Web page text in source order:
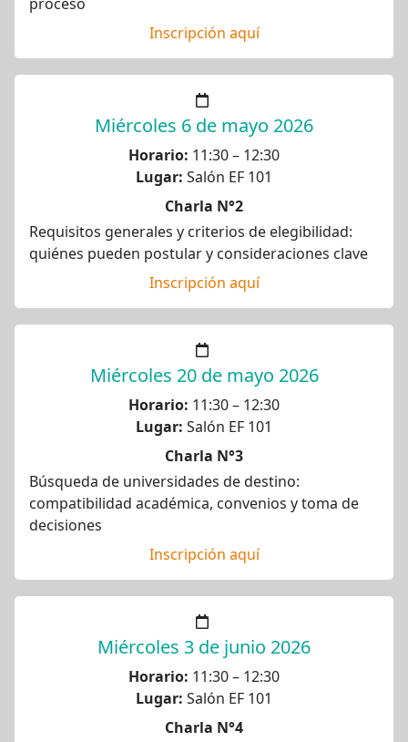
Inscripción aquí
Miércoles 6 de mayo 2026
Horario: 11:30 – 12:30
Lugar: Salón EF 101
Charla N°2
Requisitos generales y criterios de elegibilidad:
quiénes pueden postular y consideraciones clave
Inscripción aquí
Miércoles 20 de mayo 2026
Horario: 11:30 – 12:30
Lugar: Salón EF 101
Charla N°3
Búsqueda de universidades de destino:
compatibilidad académica, convenios y toma de
decisiones
Inscripción aquí
Miércoles 3 de junio 2026
Horario: 11:30 – 12:30
Lugar: Salón EF 101
Charla N°4